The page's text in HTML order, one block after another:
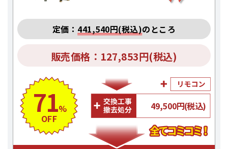
定価： 441,540円(税込)のところ
販売価格：127,853円(税込)
71%
OFF
49,500円(税込)